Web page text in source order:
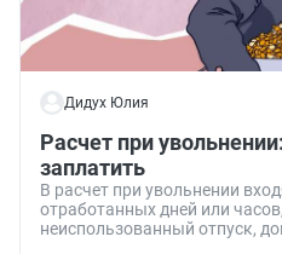
Дидух Юлия
Расчет при
заплатить
В расчет при увольнении
отработанных дней или
неиспользованный отпуск,